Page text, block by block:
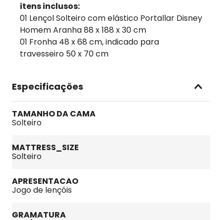
itens inclusos:
01 Lençol Solteiro com elástico Portallar Disney
Homem Aranha 88 x 188 x 30 cm
01 Fronha 48 x 68 cm, indicado para
travesseiro 50 x 70 cm
Especificações
TAMANHO DA CAMA
Solteiro
MATTRESS_SIZE
Solteiro
APRESENTACAO
Jogo de lençóis
GRAMATURA